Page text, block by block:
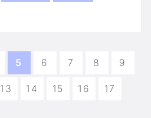
5 6 7 8 9
13 14 15 16 17